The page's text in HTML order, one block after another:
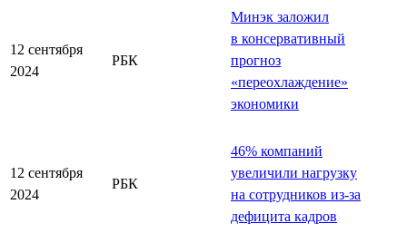
12 сентября
2024
РБК
Минэк заложил
в консервативный
прогноз
«переохлаждение»
экономики
12 сентября
2024
РБК
46% компаний
увеличили нагрузку
на сотрудников из-за
дефицита кадров